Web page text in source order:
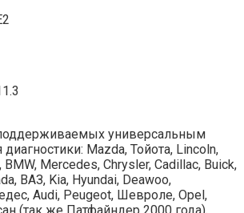
универсальным
Mazda, Тойота, Lincoln,
BMW, Mercedes, Chrysler, Cadillac, Buick,
ВАЗ, Kia, Hyundai, Deawoo,
Audi, Peugeot, Шевроле, Opel,
(так же Патфайндер 2000 года),